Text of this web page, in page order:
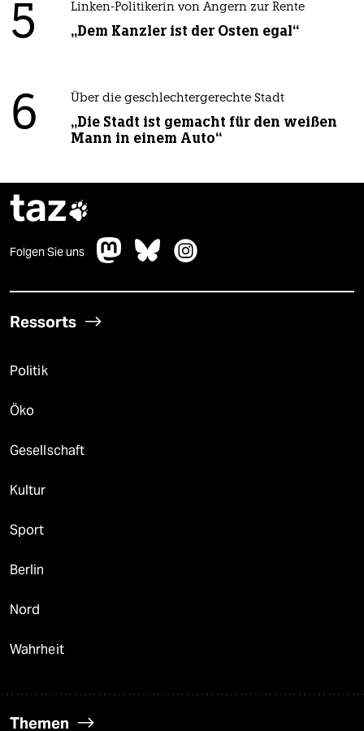
5 Linken-Politikerin von Angern zur Rente
„Dem Kanzler ist der Osten egal“
6 Über die geschlechtergerechte Stadt
„Die Stadt ist gemacht für den weißen
Mann in einem Auto“
taz
Folgen Sie uns
Ressorts
Politik
Öko
Gesellschaft
Kultur
Sport
Berlin
Nord
Wahrheit
Themen